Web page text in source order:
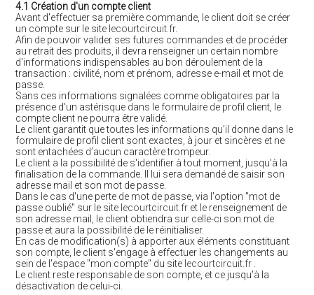
4.1 Création d'un compte client
Avant d'effectuer sa première commande, le client doit se créer
un compte sur le site lecourtcircuit.fr.
Afin de pouvoir valider ses futures commandes et de procéder
au retrait des produits, il devra renseigner un certain nombre
d'informations indispensables au bon déroulement de la
transaction : civilité, nom et prénom, adresse e-mail et mot de
passe.
Sans ces informations signalées comme obligatoires par la
présence d'un astérisque dans le formulaire de profil client, le
compte client ne pourra être validé.
Le client garantit que toutes les informations qu’il donne dans le
formulaire de profil client sont exactes, à jour et sincères et ne
sont entachées d’aucun caractère trompeur.
Le client a la possibilité de s'identifier à tout moment, jusqu'à la
finalisation de la commande. Il lui sera demandé de saisir son
adresse mail et son mot de passe.
Dans le cas d'une perte de mot de passe, via l'option "mot de
passe oublié" sur le site lecourtcircuit.fr et le renseignement de
son adresse mail, le client obtiendra sur celle-ci son mot de
passe et aura la possibilité de le réinitialiser.
En cas de modification(s) à apporter aux éléments constituant
son compte, le client s'engage à effectuer les changements au
sein de l'espace "mon compte" du site lecourtcircuit.fr
Le client reste responsable de son compte, et ce jusqu'à la
désactivation de celui-ci.